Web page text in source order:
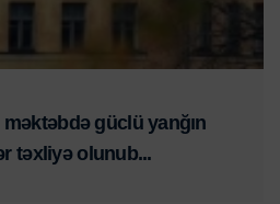
güclü yanğın
təxliyə olunub...